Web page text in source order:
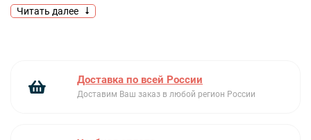
Рабочая поверхность из тегранита
Читать далее
Доставка по всей России
Доставим Ваш заказ в любой регион России